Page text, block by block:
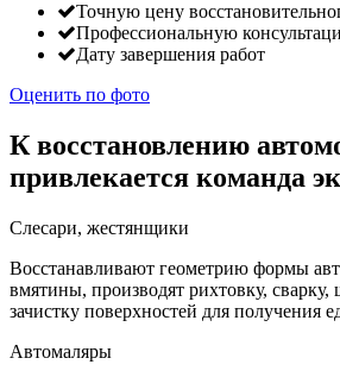
Точную цену
Профессиональную
Дату завершения работ
Оценить по фото
К восстановлению
привлекается команда
Слесари, жестянщики
Восстанавливают геометрию формы
вмятины, производят рихтовку, сварку,
зачистку поверхностей для получения
Автомаляры